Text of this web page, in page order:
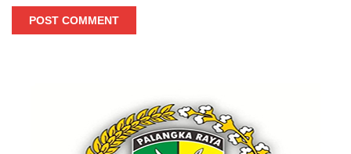
POST COMMENT